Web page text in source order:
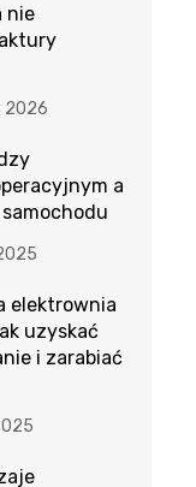
nie
2026
a
elektrownia
uzyskać
i zarabiać